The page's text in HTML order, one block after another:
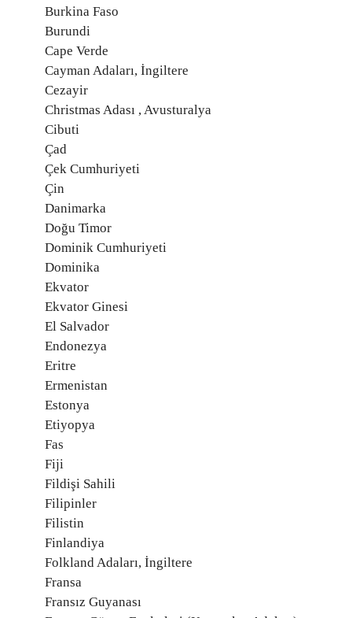
Burkina Faso
Burundi
Cape Verde
Cayman Adaları, İngiltere
Cezayir
Christmas Adası , Avusturalya
Cibuti
Çad
Çek Cumhuriyeti
Çin
Danimarka
Doğu Timor
Dominik Cumhuriyeti
Dominika
Ekvator
Ekvator Ginesi
El Salvador
Endonezya
Eritre
Ermenistan
Estonya
Etiyopya
Fas
Fiji
Fildişi Sahili
Filipinler
Filistin
Finlandiya
Folkland Adaları, İngiltere
Fransa
Fransız Guyanası